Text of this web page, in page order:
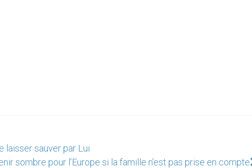
laisser sauver par Lui
sombre pour l’Europe si la famille n’est pas prise en compte